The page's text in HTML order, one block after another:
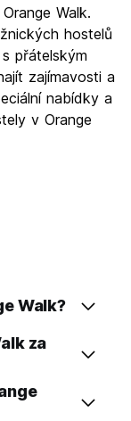
Walk.
hostelů
přátelským
zajímavosti a
nabídky a
v Orange
Walk?
za